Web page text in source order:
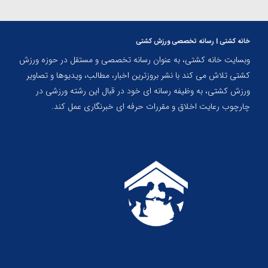
خانه کشتی | رسانه تخصصی ورزش کشتی
وبسایت خانه کشتی، به عنوان رسانه تخصصی و مستقل در حوزه ورزش
کشتی تلاش می کند با نشر بروزترین اخبار، مطالب، ویدیوها و تصاویر
ورزش کشتی، به وظیفه رسانه ای خود در قبال این رشته ورزشی در
چارچوب رعایت اخلاق و مقررات حرفه ای خبرنگاری عمل کند.